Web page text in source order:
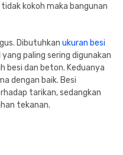
kokoh maka bangunan
Dibutuhkan ukuran besi
paling sering digunakan
besi dan beton. Keduanya
dengan baik. Besi
tarikan, sedangkan
tekanan.